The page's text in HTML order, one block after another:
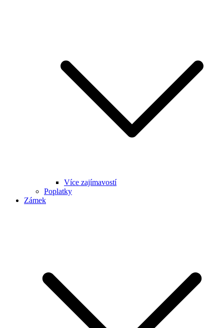
Více zajímavostí
Poplatky
Zámek